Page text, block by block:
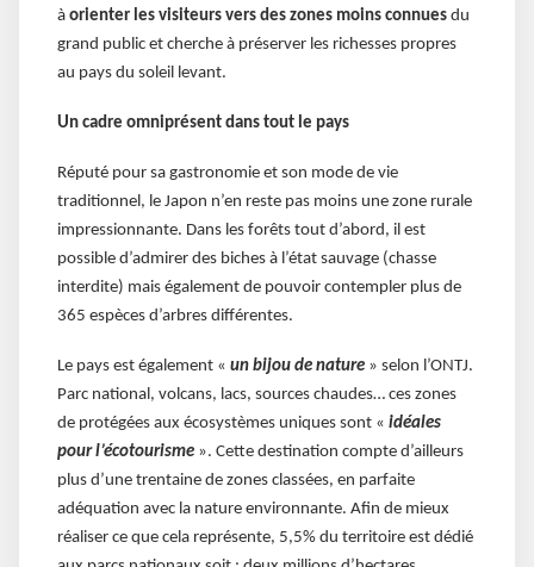
à orienter les visiteurs vers des zones moins connues du
grand public et cherche à préserver les richesses propres
au pays du soleil levant.
Un cadre omniprésent dans tout le pays
Réputé pour sa gastronomie et son mode de vie
traditionnel, le Japon n’en reste pas moins une zone rurale
impressionnante. Dans les forêts tout d’abord, il est
possible d’admirer des biches à l’état sauvage (chasse
interdite) mais également de pouvoir contempler plus de
365 espèces d’arbres différentes.
Le pays est également « un bijou de nature » selon l’ONTJ.
Parc national, volcans, lacs, sources chaudes… ces zones
de protégées aux écosystèmes uniques sont « idéales
pour l’écotourisme ». Cette destination compte d’ailleurs
plus d’une trentaine de zones classées, en parfaite
adéquation avec la nature environnante. Afin de mieux
réaliser ce que cela représente, 5,5% du territoire est dédié